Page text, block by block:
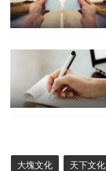
大塊文化 天下文化